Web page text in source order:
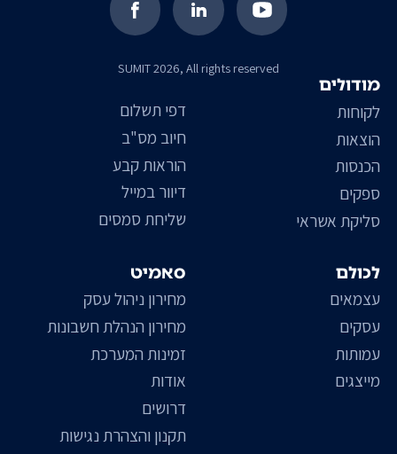
SUMIT 2026, All rights reserved
סאמיט
מחירון ניהול עסק
מחירון הנהלת חשבונות
זמינות המערכת
אודות
דרושים
תקנון והצהרת נגישות
דפי תשלום
חיוב מס"ב
הוראות קבע
דיוור במייל
שליחת סמסים
מודולים
לקוחות
הוצאות
הכנסות
ספקים
סליקת אשראי
לכולם
עצמאים
עסקים
עמותות
מייצגים